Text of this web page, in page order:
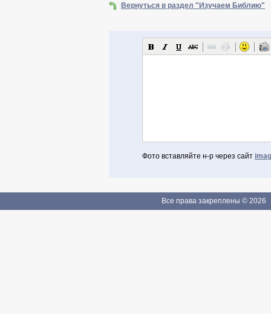
Вернуться в раздел "Изучаем Библию"
Фото вставляйте н-р через сайт
Если Вы зарегистрированы
Все права закреплены © 2026